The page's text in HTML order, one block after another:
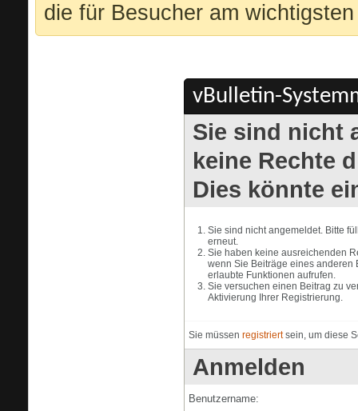
die für Besucher am
vBulletin-
Sie sind nicht
keine Rechte
Dies könnte
Sie sind nicht angemeldet. Bitte
erneut.
Sie haben keine ausreichenden
wenn Sie Beiträge eines anderen
erlaubte Funktionen aufrufen.
Sie versuchen einen Beitrag zu
Aktivierung Ihrer Registrierung.
Sie müssen registriertsein, um diese
Anmelden
Benutzername: